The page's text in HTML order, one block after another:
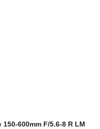
600mm F/5.6-8 R LM